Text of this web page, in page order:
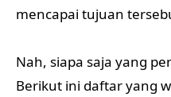
mencapai tujuan
Nah, siapa saja yang
Berikut ini daftar yang